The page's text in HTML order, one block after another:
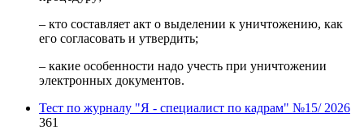
– кто составляет акт о выделении к уничтожению, как
его согласовать и утвердить;
– какие особенности надо учесть при уничтожении
электронных документов.
Тест по журналу "Я - специалист по кадрам" №15/ 2026
361